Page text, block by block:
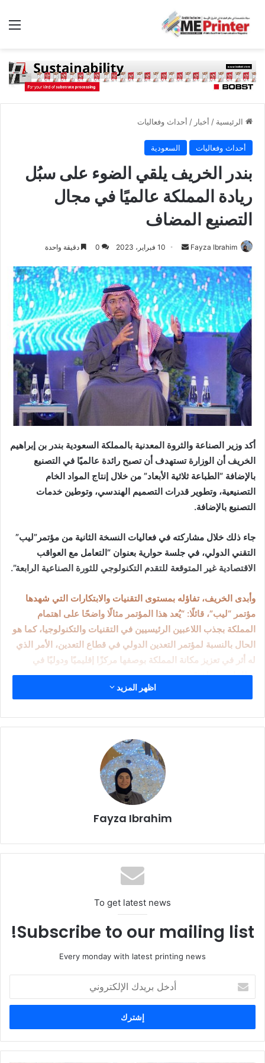
الرئيسية / أخبار / أحداث وفعاليات
أحداث وفعاليات السعودية
بندر الخريف يلقي الضوء على سبُل
ريادة المملكة عالميًا في مجال
التصنيع المضاف
Fayza Ibrahim
أرسل
إلكترونيا
10 فبراير، 2023 0 دقيقة واحدة
أكد وزير الصناعة والثروة المعدنية بالمملكة السعودية بندر بن إبراهيم
الخريف أن الوزارة تستهدف أن تصبح رائدة عالميًا في التصنيع
بالإضافة “الطباعة ثلاثية الأبعاد” من خلال إنتاج المواد الخام
التصنيعية، وتطوير قدرات التصميم الهندسي، وتوطين خدمات
التصنيع بالإضافة.
جاء ذلك خلال مشاركته في فعاليات النسخة الثانية من مؤتمر”ليب”
التقني الدولي، في جلسة حوارية بعنوان “التعامل مع العواقب
الاقتصادية غير المتوقعة للتقدم التكنولوجي للثورة الصناعية الرابعة”.
وأبدى الخريف، تفاؤله بمستوى التقنيات والابتكارات التي شهدها
مؤتمر “ليب”، قائلًا: “يُعد هذا المؤتمر مثالًا واضحًا على اهتمام
المملكة بجذب اللاعبين الرئيسيين في التقنيات والتكنولوجيا، كما هو
الحال بالنسبة لمؤتمر التعدين الدولي في قطاع التعدين، الأمر الذي
له أثر في تعزيز مكانة المملكة بوصفها مركزًا إقليميًا ودوليًا في
قطاعات مختلفة”.
مستوى الإنتاجية، وقللت التكلفة والمخلفات والانبعاثات الكربونية،
الخريف خلال مشاركته في فعاليات النسخة الثانية من مؤتمر”ليب”
أهمية الاستثمار في الابتكار وتطوير
البحث العلمي
ولفت وزير الصناعة والثروة المعدنية إلى أهمية الاستثمار في الابتكار
وتطوير البحث العلمي، وتشجيع القطاع الصناعي للتقنيات الناشئة.
اظهر المزيد
Fayza Ibrahim
To get latest news
Subscribe to our mailing list!
Every monday with latest printing news
بريدك
الإلكتروني